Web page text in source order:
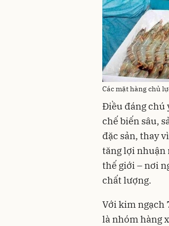
Các mặt hàng chủ
Điều đáng chú
chế biến sâu,
đặc sản, thay
tăng lợi nhuận
thế giới – nơi
chất lượng.
Với kim ngạch
là nhóm hàng